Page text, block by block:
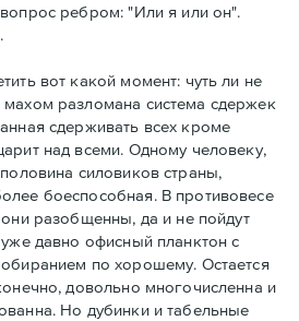
ребром: "Или я или он".
вот какой момент: чуть ли не
разломана система сдержек
сдерживать всех кроме
над всеми. Одному человеку,
силовиков страны,
боеспособная. В противовесе
разобщенны, да и не пойдут
давно офисный планктон с
по хорошему. Остается
довольно многочисленна и
Но дубинки и табельные